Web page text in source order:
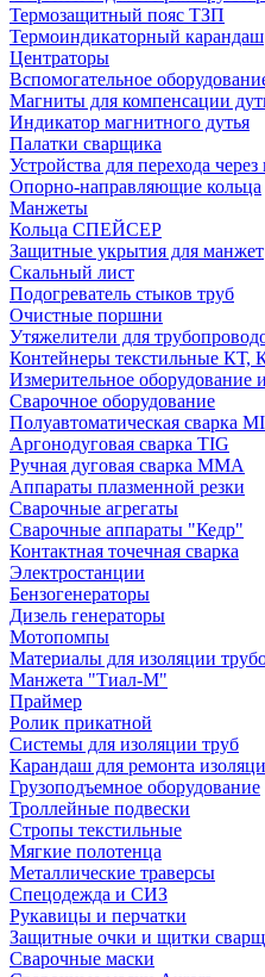
Термозащитный пояс ТЗП
Термоиндикаторный карандаш
Центраторы
Вспомогательное
Магниты для компенсации
Индикатор магнитного дутья
Палатки сварщика
Устройства для перехода
Опорно-направляющие кольца
Манжеты
Кольца СПЕЙСЕР
Защитные укрытия для манжет
Скальный лист
Подогреватель стыков труб
Очистные поршни
Утяжелители для
Контейнеры текстильные КТ,
Измерительное оборудование
Сварочное оборудование
Полуавтоматическая сварка
Аргонодуговая сварка TIG
Ручная дуговая сварка ММА
Аппараты плазменной резки
Сварочные агрегаты
Сварочные аппараты "Кедр"
Контактная точечная сварка
Электростанции
Бензогенераторы
Дизель генераторы
Мотопомпы
Материалы для изоляции
Манжета "Тиал-М"
Праймер
Ролик прикатной
Системы для изоляции труб
Карандаш для ремонта
Грузоподъемное оборудование
Троллейные подвески
Стропы текстильные
Мягкие полотенца
Металлические траверсы
Спецодежда и СИЗ
Рукавицы и перчатки
Защитные очки и щитки
Сварочные маски